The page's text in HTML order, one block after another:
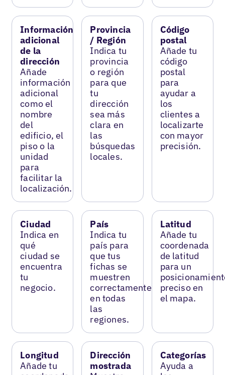
Información
adicional
de la
dirección
Añade
información
adicional
como el
nombre
del
edificio, el
piso o la
unidad
para
facilitar la
localización.
Provincia
/ Región
Indica tu
provincia
o región
para que
tu
dirección
sea más
clara en
las
búsquedas
locales.
Código
postal
Añade tu
código
postal
para
ayudar a
los
clientes a
localizarte
con mayor
precisión.
Ciudad
Indica en
qué
ciudad se
encuentra
tu
negocio.
País
Indica tu
país para
que tus
fichas se
muestren
correctamente
en todas
las
regiones.
Latitud
Añade tu
coordenada
de latitud
para un
preciso en
el mapa.
Longitud
Añade tu
Dirección
mostrada
Categorías
Ayuda a